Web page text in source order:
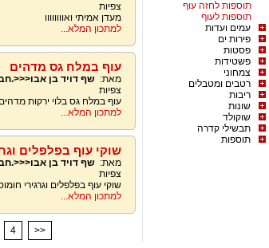
תוספות לחזה עוף
תוספות לעוף
עמים ועדות
פירות ים
פסטות
פשטידות
צמחוני
רטבים ומטבלים
ריבות
שונות
שוקולד
תבשילי קדרה
תוספות
צפיות
מעדן אמיתי ואוווווווו
למתכון המלא...
עוף במלח גס מדהים
מאת: שף דויד בן
צפיות
עוף במלח גס בלוי ירקות
למתכון המלא...
שוקי עוף בפלפלים
מאת: שף דויד בן
צפיות
שוקי עוף בפלפלים וגרגירי
למתכון המלא...
4 >>